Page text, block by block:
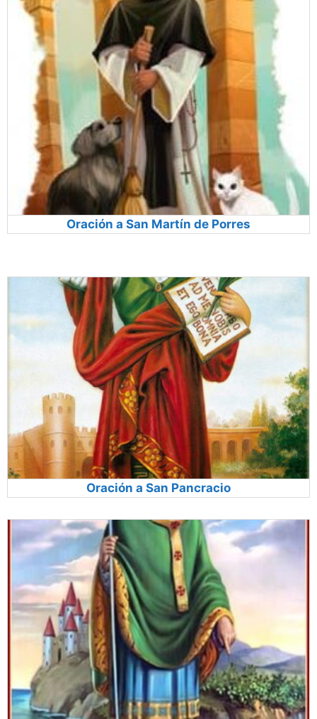
Oración a San Martín de Porres
Oración a San Pancracio